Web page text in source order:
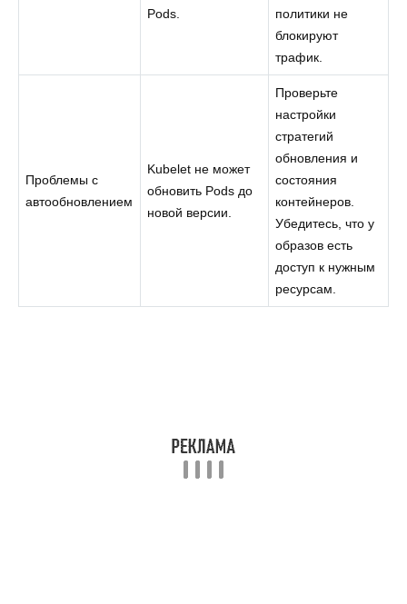
Pods.
политики не
блокируют
трафик.
Проблемы с
автообновлением
Kubelet не может
обновить Pods до
новой версии.
Проверьте
настройки
стратегий
обновления и
состояния
контейнеров.
Убедитесь, что у
образов есть
доступ к нужным
ресурсам.